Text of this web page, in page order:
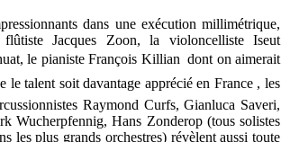
dans une exécution millimétrique,
Jacques Zoon, la violoncelliste Iseut
le pianiste François Killian  dont on aimerait
le talent soit davantage apprécié en France , les
Raymond Curfs, Gianluca Saveri,
Wucherpfennig, Hans Zonderop (tous solistes
les plus grands orchestres) révèlent aussi toute